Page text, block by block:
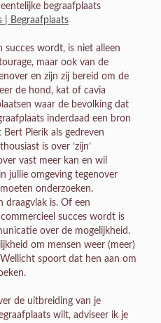
begraafplaats
| Begraafplaats
succes wordt, is niet alleen
maar ook van de
en zijn zij bereid om de
de hond, kat of cavia
waar de bevolking dat
inderdaad een bron
Pierik als gedreven
is over ‘zijn’
vast meer kan en wil
jullie omgeving tegenover
onderzoeken.
draagvlak is. Of een
succes wordt is
over de mogelijkheid.
om mensen weer (meer)
spoort dat hen aan om
de uitbreiding van je
wilt, adviseer ik je